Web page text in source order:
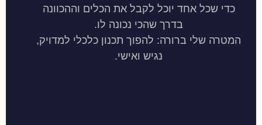
כדי שכל אחד יוכל לקבל את הכלים וההכוונה
בדרך שהכי נכונה לו.
המטרה שלי ברורה: להפוך תכנון כלכלי למדויק,
נגיש ואישי.